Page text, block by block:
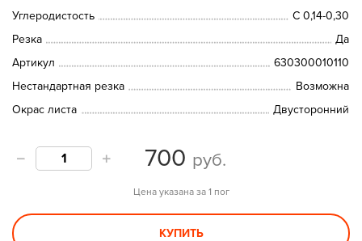
Углеродистость
C 0,14-0,30
Резка
Да
Артикул
630300010110
Нестандартная резка
Возможна
Окрас листа
Двусторонний
700 руб.
Цена указана за 1 пог
КУПИТЬ